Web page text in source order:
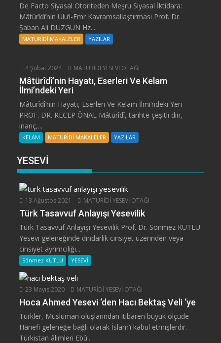
De Facto Siyasal Otoriteden Meşru Siyasal İktidara:
Mâtürîdî’nin Ulu’l-Emr Kavramsallaştırması Prof. Dr.
Şaban Ali DÜZGÜN Hz....
MATURİDİ MAKALELER YAZILAR
4 Şubat 2024 MATURİDİ YESEVİ OTAĞI
Mâtürîdî’nin Hayatı, Eserleri Ve Kelam
İlmi’ndeki Yeri
Mâtürîdî’nin Hayatı, Eserleri Ve Kelam İlmi’ndeki Yeri
PROF. DR. RECEP ÖNAL Mâtürîdî, tarihte çeşitli din,
inanç,...
KELAM MATURİDİ MAKALELER YAZILAR
YESEVİ
13 Ağustos 2021 MATURİDİ YESEVİ OTAĞI
Türk Tasavvuf Anlayışı Yesevilik
Türk Tasavvuf Anlayışı Yesevilik Prof. Dr. Sönmez KUTLU
Yesevi geleneğinde dindarlık cinsiyet üzerinden veya
cinsiyet ayrımcılığı...
Sönmez KUTLU YESEVİ
23 Mayıs 2020 MATURİDİ YESEVİ OTAĞI
Hoca Ahmed Yesevi ‘den Hacı Bektaş Veli ‘ye
Türkler, Müslüman oluşlarından itibaren büyük ölçüde
Hanefi geleneğe bağlı olarak İslam’ı kabul etmişlerdir.
Türkistan âlimleri Ebû...